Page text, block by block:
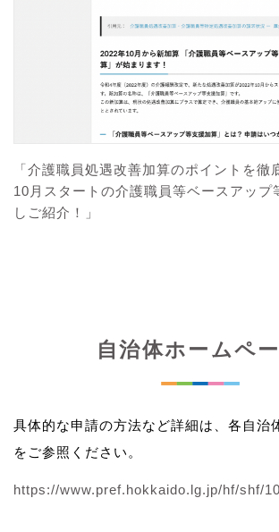
「介護職員処遇改善加算のポイントを徹
10月スタートの介護職員等ベースアップ
しご紹介！」
自治体ホームペ
具体的な申請の方法など詳細は、各自治
をご参照ください。
https://www.pref.hokkaido.lg.jp/hf/shf/